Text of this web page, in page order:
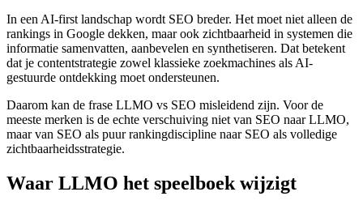
In een AI-first landschap wordt SEO breder. Het moet niet alleen de
rankings in Google dekken, maar ook zichtbaarheid in systemen die
informatie samenvatten, aanbevelen en synthetiseren. Dat betekent
dat je contentstrategie zowel klassieke zoekmachines als AI-
gestuurde ontdekking moet ondersteunen.
Daarom kan de frase LLMO vs SEO misleidend zijn. Voor de
meeste merken is de echte verschuiving niet van SEO naar LLMO,
maar van SEO als puur rankingdiscipline naar SEO als volledige
zichtbaarheidsstrategie.
Waar LLMO het speelboek wijzigt